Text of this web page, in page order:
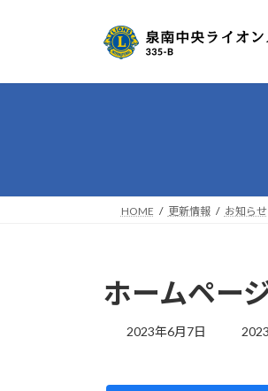
プ
動
HOME 更新情報 お知らせ
ホームペー
2023年6月7日
最